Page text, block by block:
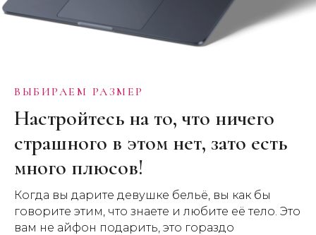
ВЫБИРАЕМ РАЗМЕР
Настройтесь на то, что ничего
страшного в этом нет, зато есть
много плюсов!
Когда вы дарите девушке бельё, вы как бы
говорите этим, что знаете и любите её тело. Это
вам не айфон подарить, это гораздо